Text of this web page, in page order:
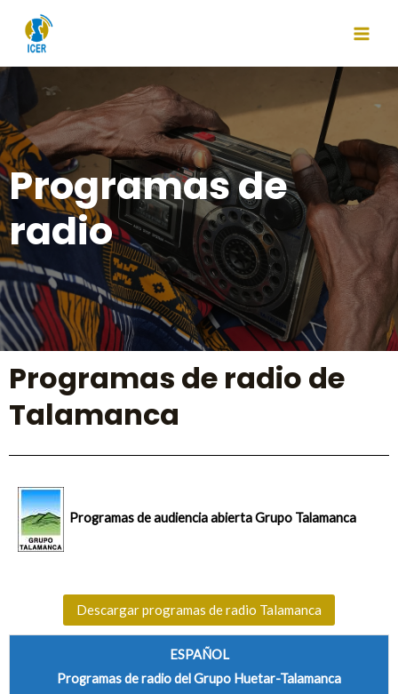
Programas de
radio
Programas de radio de
Talamanca
Programas de audiencia abierta Grupo Talamanca
Descargar programas de radio Talamanca
ESPAÑOL
Programas de radio del Grupo Huetar-Talamanca